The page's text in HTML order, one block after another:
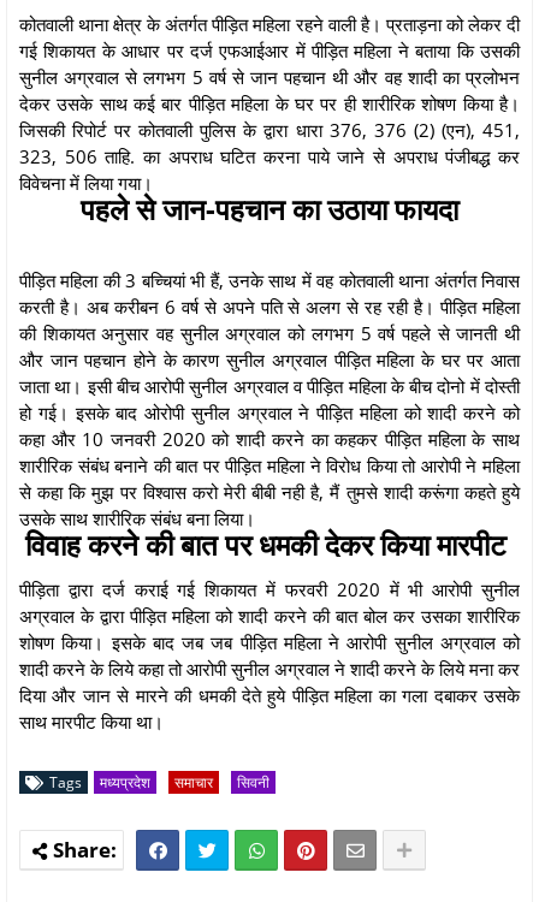
कोतवाली थाना क्षेत्र के अंतर्गत पीड़ित महिला रहने वाली है। प्रताड़ना को लेकर दी
गई शिकायत के आधार पर दर्ज एफआईआर में पीड़ित महिला ने बताया कि उसकी
सुनील अग्रवाल से लगभग 5 वर्ष से जान पहचान थी और वह शादी का प्रलोभन
देकर उसके साथ कई बार पीड़ित महिला के घर पर ही शारीरिक शोषण किया है।
जिसकी रिपोर्ट पर कोतवाली पुलिस के द्वारा धारा 376, 376 (2) (एन), 451,
323, 506 ताहि. का अपराध घटित करना पाये जाने से अपराध पंजीबद्ध कर
विवेचना में लिया गया।
पहले से जान-पहचान का उठाया फायदा
पीड़ित महिला की 3 बच्चियां भी हैं, उनके साथ में वह कोतवाली थाना अंतर्गत निवास
करती है। अब करीबन 6 वर्ष से अपने पति से अलग से रह रही है। पीड़ित महिला
की शिकायत अनुसार वह सुनील अग्रवाल को लगभग 5 वर्ष पहले से जानती थी
और जान पहचान होने के कारण सुनील अग्रवाल पीड़ित महिला के घर पर आता
जाता था। इसी बीच आरोपी सुनील अग्रवाल व पीड़ित महिला के बीच दोनो में दोस्ती
हो गई। इसके बाद ओरोपी सुनील अग्रवाल ने पीड़ित महिला को शादी करने को
कहा और 10 जनवरी 2020 को शादी करने का कहकर पीड़ित महिला के साथ
शारीरिक संबंध बनाने की बात पर पीड़ित महिला ने विरोध किया तो आरोपी ने महिला
से कहा कि मुझ पर विश्वास करो मेरी बीबी नही है, मैं तुमसे शादी करूंगा कहते हुये
उसके साथ शारीरिक संबंध बना लिया।
विवाह करने की बात पर धमकी देकर किया मारपीट
पीड़िता द्वारा दर्ज कराई गई शिकायत में फरवरी 2020 में भी आरोपी सुनील
अग्रवाल के द्वारा पीड़ित महिला को शादी करने की बात बोल कर उसका शारीरिक
शोषण किया। इसके बाद जब जब पीड़ित महिला ने आरोपी सुनील अग्रवाल को
शादी करने के लिये कहा तो आरोपी सुनील अग्रवाल ने शादी करने के लिये मना कर
दिया और जान से मारने की धमकी देते हुये पीड़ित महिला का गला दबाकर उसके
साथ मारपीट किया था।
Tags मध्यप्रदेश समाचार सिवनी